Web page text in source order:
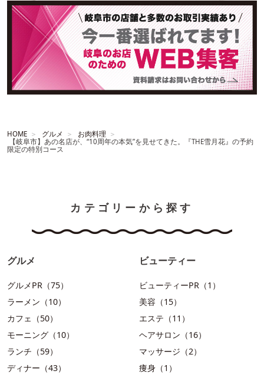
HOME グルメ
お肉料理
【岐阜市】あの名店が、“10周年の本気”を見せてきた。『THE雪月花』の予約
限定の特別コース
カテゴリーから探す
グルメ
グルメPR（75）
ラーメン（10）
カフェ（50）
モーニング（10）
ランチ（59）
ディナー（43）
ビューティー
ビューティーPR（1）
美容（15）
エステ（11）
ヘアサロン（16）
マッサージ（2）
痩身（1）